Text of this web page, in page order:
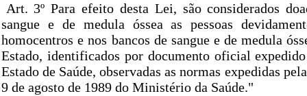
Art. 3º Para efeito desta Lei, são considerados
sangue e de medula óssea as pessoas
homocentros e nos bancos de sangue e de medula
Estado, identificados por documento oficial
Estado de Saúde, observadas as normas expedidas
9 de agosto de 1989 do Ministério da Saúde."